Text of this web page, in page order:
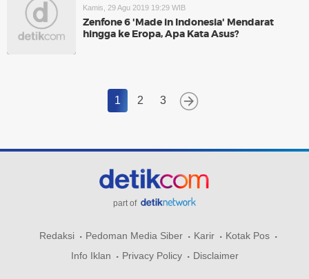
Kamis, 29 Agu 2019 19:29 WIB
Zenfone 6 'Made in Indonesia' Mendarat
hingga ke Eropa, Apa Kata Asus?
1 2 3
part of
Redaksi Pedoman Media Siber Karir
Kotak Pos
Info Iklan
Privacy Policy Disclaimer